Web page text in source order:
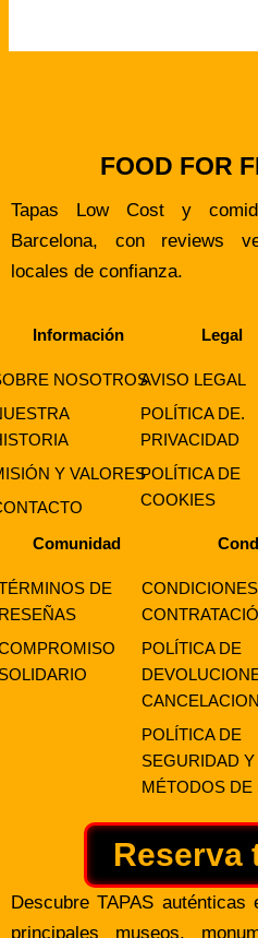
FOOD FOR
Tapas Low Cost y
Barcelona, con reviews
locales de confianza.
Información Legal
NOSOTROS
Y VALORES
AVISO LEGAL
POLÍTICA DE.
PRIVACIDAD
POLÍTICA DE
COOKIES
Comunidad
DE
POLÍTICA DE
POLÍTICA DE
SEGURIDAD Y
MÉTODOS DE
Reserva
Descubre TAPAS
principales museos,